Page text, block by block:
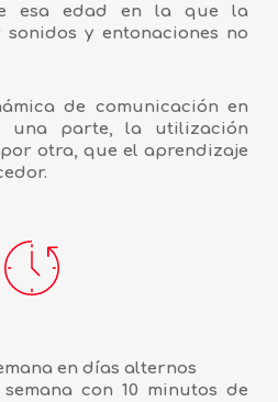
esa edad en la que la
y entonaciones no
de comunicación en
una parte, la utilización
otra, que el aprendizaje
en días alternos
con 10 minutos de